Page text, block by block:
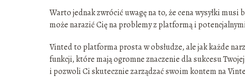
Warto jednak zwrócić uwagę na to, że cena wysyłki
może narazić Cię na problemy z platformą i
Vinted to platforma prosta w obsłudze, ale jak każde
funkcji, które mają ogromne znaczenie dla sukcesu
i pozwoli Ci skutecznie zarządzać swoim kontem na